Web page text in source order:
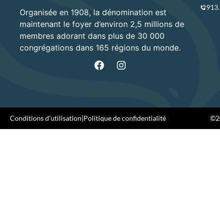
Organisée en 1908, la dénomination est
maintenant le foyer d’environ 2,5 millions de
membres adorant dans plus de 30 000
congrégations dans 165 régions du monde.
Conditions d'utilisation|Politique de confidentialité